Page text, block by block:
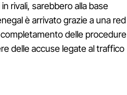
rivali, sarebbero alla base
è arrivato grazie a una red
delle procedure
delle accuse legate al traffico